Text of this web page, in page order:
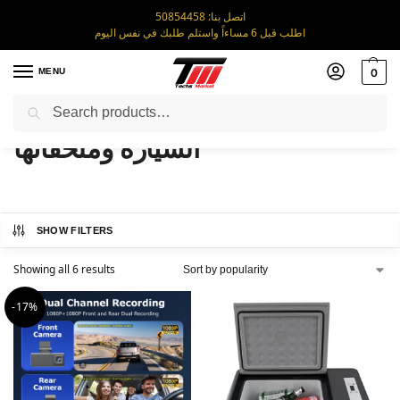
اتصل بنا: 50854458
اطلب قبل 6 مساءاً واستلم طلبك في نفس اليوم
MENU 0
Home / السيارة وملحقاتها
السيارة وملحقاتها
SHOW FILTERS
Showing all 6 results
-17%